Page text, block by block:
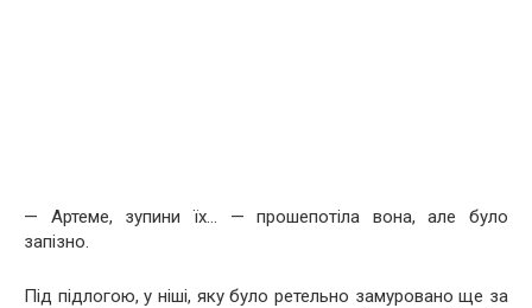
— Артеме, зупини їх… — прошепотіла вона, але було
запізно.
Під підлогою, у ніші, яку було ретельно замуровано ще за